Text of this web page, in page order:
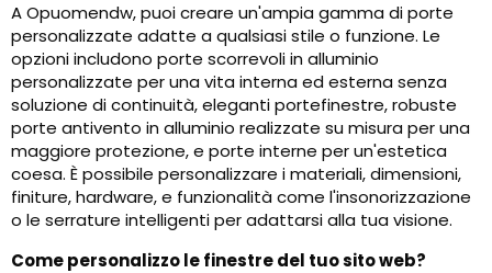
A Opuomendw, puoi creare un'ampia gamma di porte
personalizzate adatte a qualsiasi stile o funzione. Le
opzioni includono porte scorrevoli in alluminio
personalizzate per una vita interna ed esterna senza
soluzione di continuità, eleganti portefinestre, robuste
porte antivento in alluminio realizzate su misura per una
maggiore protezione, e porte interne per un'estetica
coesa. È possibile personalizzare i materiali, dimensioni,
finiture, hardware, e funzionalità come l'insonorizzazione
o le serrature intelligenti per adattarsi alla tua visione.
Come personalizzo le finestre del tuo sito web?